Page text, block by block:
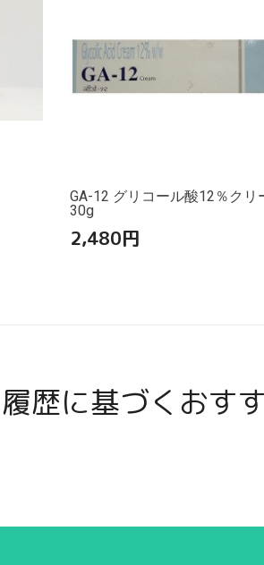
GA-12 グリコール酸12％クリ
30g
2,480円
履歴に基づくおす